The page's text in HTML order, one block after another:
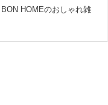
HOMEのおしゃれ雑